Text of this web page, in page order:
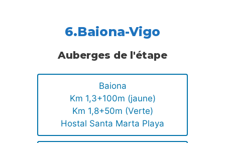
6.Baiona-Vigo
Auberges de l'étape
Baiona
Km 1,3+100m (jaune)
Km 1,8+50m (Verte)
Hostal Santa Marta Playa